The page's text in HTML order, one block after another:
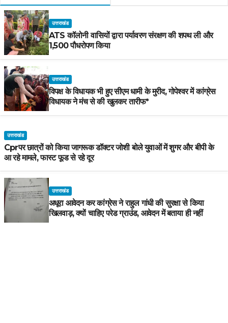
उत्तराखंड
ATS कॉलोनी वासियों द्वारा पर्यावरण संरक्षण की शपथ ली और
1,500 पौधरोपण किया
उत्तराखंड
विपक्ष के विधायक भी हुए सीएम धामी के मुरीद, गोपेश्वर में कांग्रेस
विधायक ने मंच से की खुलकर तारीफ*
उत्तराखंड
Cprपर छात्रों को किया जागरूक डॉक्टर जोशी बोले युवाओं में शुगर और बीपी के
आ रहे मामले, फास्ट फूड से रहे दूर
उत्तराखंड
अधूरा आवेदन कर कांग्रेस ने राहुल गांधी की सुरक्षा से किया
खिलवाड़, क्यों चाहिए परेड ग्राउंड, आवेदन में बताया ही नहीं